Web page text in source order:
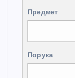
Предмет
Порука